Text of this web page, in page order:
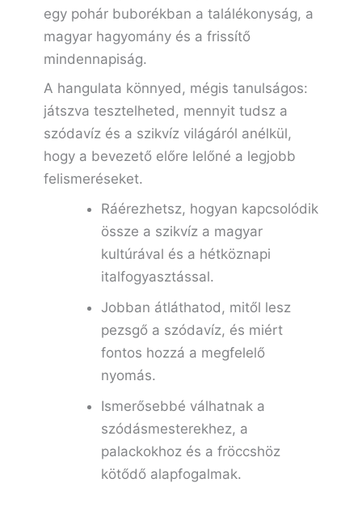
egy pohár buborékban a találékonyság, a
magyar hagyomány és a frissítő
mindennapiság.
A hangulata könnyed, mégis tanulságos:
játszva tesztelheted, mennyit tudsz a
szódavíz és a szikvíz világáról anélkül,
hogy a bevezető előre lelőné a legjobb
felismeréseket.
Ráérezhetsz, hogyan kapcsolódik
össze a szikvíz a magyar
kultúrával és a hétköznapi
italfogyasztással.
Jobban átláthatod, mitől lesz
pezsgő a szódavíz, és miért
fontos hozzá a megfelelő
nyomás.
Ismerősebbé válhatnak a
szódásmesterekhez, a
palackokhoz és a fröccshöz
kötődő alapfogalmak.